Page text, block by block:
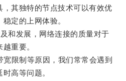
，其独特的节点技术可以有效优
定的上网体验。
发展，网络连接的质量对于
重要。
限制等原因，我们常常会遇到
高等问题。